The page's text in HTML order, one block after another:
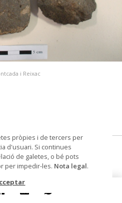
i Reixac
segle IV ante - segle III ante
pròpies i de tercers per
d'usuari. Si continues
de galetes, o bé pots
per impedir-les. Nota legal.